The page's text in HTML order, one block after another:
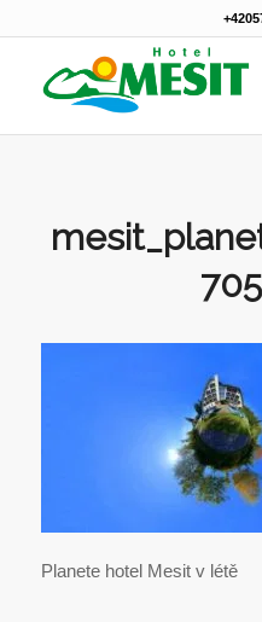
Planete hotel Mesit v létě